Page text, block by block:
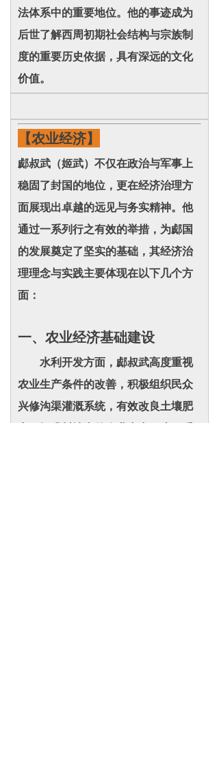
法体系中的重要地位。他的事迹成为
后世了解西周初期社会结构与宗族制
度的重要历史依据，具有深远的文化
价值。
【农业经济】
郕叔武（姬武）不仅在政治与军事上
稳固了封国的地位，更在经济治理方
面展现出卓越的远见与务实精神。他
通过一系列行之有效的举措，为郕国
的发展奠定了坚实的基础，其经济治
理理念与实践主要体现在以下几个方
面：
一、农业经济基础建设
水利开发方面，郕叔武高度重视
农业生产条件的改善，积极组织民众
兴修沟渠灌溉系统，有效改良土壤肥
力，提升封地内的农业产出。这一系